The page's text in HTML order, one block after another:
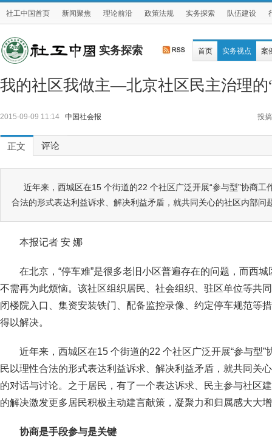
社工中国首页 新闻聚焦 理论前沿 政策法规 实务探索 队伍建设
实务探索 首页 实务视点 案
我的社区我做主—北京社区民主治理的
2015-09-09 11:14 中国社会报 投搞
正文 评论
近年来，西城区在15 个街道的22 个社区广泛开展“参与型”协商
合法的形式表达利益诉求、解决利益矛盾，就共同关心的社区内部问
本报记者 安 娜
在北京，“停车难”是很多老旧小区普遍存在的问题，而西
不需再为此烦恼。该社区组织居民、社会组织、驻区单位等共
闭楼院入口、集资安装铁门、配备监控录像、约定停车规范等
得以解决。
近年来，西城区在15 个街道的22 个社区广泛开展“参与型
民以理性合法的形式表达利益诉求、解决利益矛盾，就共同关
的对话与讨论。之于居民，有了一个表达诉求、民主参与社区
的解决激发更多居民积极主动建言献策，凝聚力和归属感大大
协商是手段参与是关键